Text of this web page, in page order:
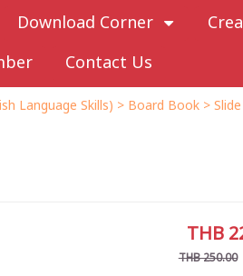
Download Corner
Contact Us
Language Skills) > Board Book>
THB
THB 250.00